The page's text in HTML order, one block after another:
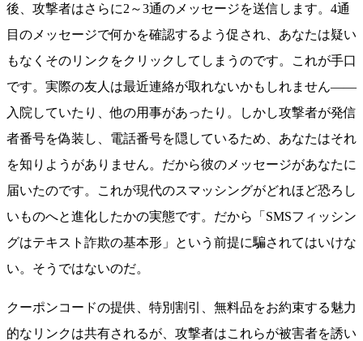
後、攻撃者はさらに2～3通のメッセージを送信します。4通
目のメッセージで何かを確認するよう促され、あなたは疑い
もなくそのリンクをクリックしてしまうのです。これが手口
です。実際の友人は最近連絡が取れないかもしれません——
入院していたり、他の用事があったり。しかし攻撃者が発信
者番号を偽装し、電話番号を隠しているため、あなたはそれ
を知りようがありません。だから彼のメッセージがあなたに
届いたのです。これが現代のスマッシングがどれほど恐ろし
いものへと進化したかの実態です。だから「SMSフィッシン
グはテキスト詐欺の基本形」という前提に騙されてはいけな
い。そうではないのだ。
クーポンコードの提供、特別割引、無料品をお約束する魅力
的なリンクは共有されるが、攻撃者はこれらが被害者を誘い